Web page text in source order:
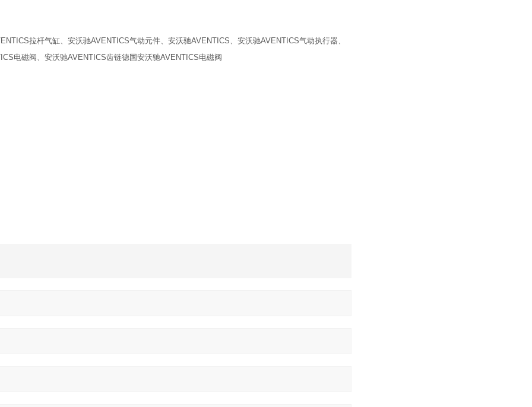
拉杆气缸、安沃驰AVENTICS气动元件、安沃驰AVENTICS、安沃驰AVENTICS气动执行器、
电磁阀、安沃驰AVENTICS齿链德国安沃驰AVENTICS电磁阀